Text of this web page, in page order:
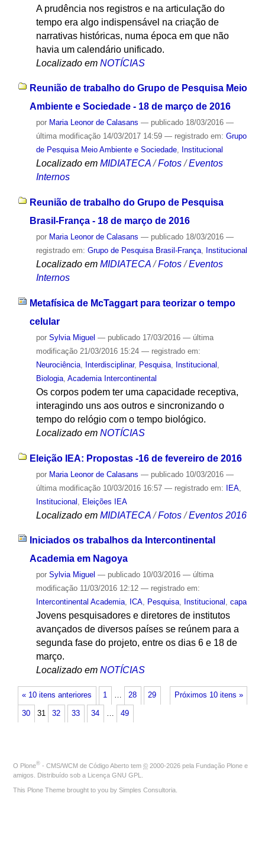
A prudência nos registros e na articulação do
tempo era algo indispensável na criação de
narrativas históricas, numa época em que não
havia um calendário unificado.
Localizado em NOTÍCIAS
Reunião de trabalho do Grupo de Pesquisa Meio
Ambiente e Sociedade - 18 de março de 2016
por Maria Leonor de Calasans — publicado18/03/2016 —
última modificação14/03/2017 14:59 — registrado em: Grupo
de Pesquisa Meio Ambiente e Sociedade, Institucional
Localizado em MIDIATECA /Fotos /Eventos
Internos
Reunião de trabalho do Grupo de Pesquisa
Brasil-França - 18 de março de 2016
por Maria Leonor de Calasans — publicado18/03/2016 —
registrado em: Grupo de Pesquisa Brasil-França, Institucional
Localizado em MIDIATECA /Fotos /Eventos
Internos
Metafísica de McTaggart para teorizar o tempo
celular
por Sylvia Miguel — publicado17/03/2016 — última
modificação21/03/2016 15:24 — registrado em:
Neurociência, Interdisciplinar, Pesquisa, Institucional
Biologia, Academia Intercontinental
Os corpos podem ter uma capacidade receptiva,
interagindo uns aos outros e sincronizando o
tempo do relógio com o tempo biológico.
Localizado em NOTÍCIAS
Eleição IEA: Propostas -16 de fevereiro de 2016
por Maria Leonor de Calasans — publicado10/03/2016 —
última modificação10/03/2016 16:57 — registrado em: IEA,
Institucional
Eleições IEA
Localizado em MIDIATECA /Fotos /Eventos 2016
Iniciados os trabalhos da Intercontinental
Academia em Nagoya
por Sylvia Miguel — publicado10/03/2016 — última
modificação11/03/2016 12:12 — registrado em:
Intercontinental Academia, ICA, Pesquisa, Institucional , capa
Jovens pesquisadores e diretores de institutos
avançados de diversos países se reúnem para a
segunda fase do projeto, entre os dias 6 e 18 de
março.
Localizado em NOTÍCIAS
« 10 itens anteriores Próximos 10 itens »
1 … 28 29
30 31 32 33 34 … 49
O Plone® - CMS/WCM de Código Aberto tem © 2000-2026 pela Fundação Plone e
amigos. Distribuído sob a Licença GNU GPL
This Plone Theme brought to you by Simples Consultoria